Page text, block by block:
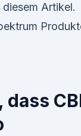
Artikel.